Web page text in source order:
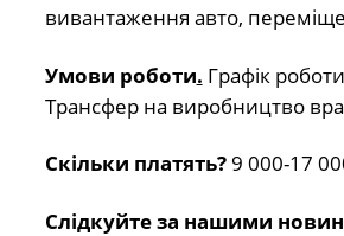
вивантаження авто,
Умови роботи. Графік
Трансфер на виробництво
Скільки платять?9 000-17
Слідкуйте за нашими